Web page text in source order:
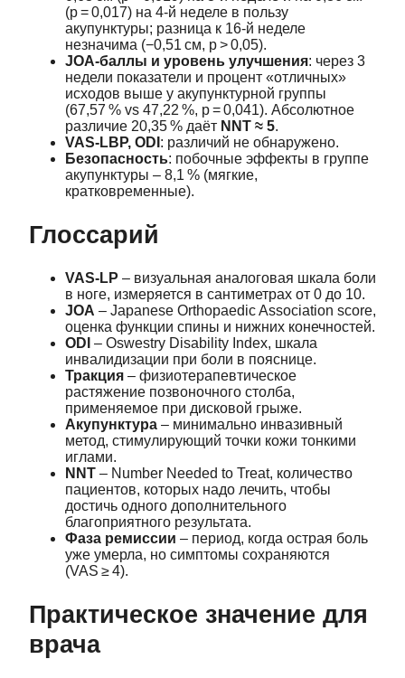
(p = 0,017) на 4‑й неделе в пользу
акупунктуры; разница к 16‑й неделе
незначима (−0,51 см, p > 0,05).
JOA‑баллы и уровень улучшения: через 3
недели показатели и процент «отличных»
исходов выше у акупунктурной группы
(67,57 % vs 47,22 %, p = 0,041). Абсолютное
различие 20,35 % даёт NNT ≈ 5.
VAS‑LBP, ODI : различий не обнаружено.
Безопасность: побочные эффекты в группе
акупунктуры – 8,1 % (мягкие,
кратковременные).
Глоссарий
VAS‑LP – визуальная аналоговая шкала боли
в ноге, измеряется в сантиметрах от 0 до 10.
JOA – Japanese Orthopaedic Association score,
оценка функции спины и нижних конечностей.
ODI – Oswestry Disability Index, шкала
инвалидизации при боли в пояснице.
Тракция – физиотерапевтическое
растяжение позвоночного столба,
применяемое при дисковой грыже.
Акупунктура – минимально инвазивный
метод, стимулирующий точки кожи тонкими
иглами.
NNT – Number Needed to Treat, количество
пациентов, которых надо лечить, чтобы
достичь одного дополнительного
благоприятного результата.
Фаза ремиссии – период, когда острая боль
уже умерла, но симптомы сохраняются
(VAS ≥ 4).
Практическое значение для
врача